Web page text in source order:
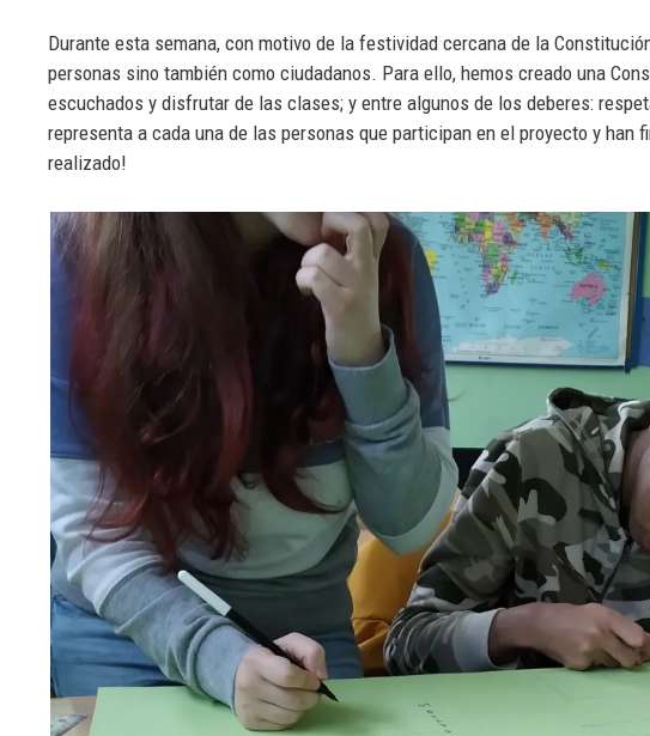
Durante esta semana, con motivo de la festividad cercana de la
personas sino también como ciudadanos. Para ello, hemos creado una
escuchados y disfrutar de las clases; y entre algunos de los deberes:
representa a cada una de las personas que participan en el proyecto y
realizado!